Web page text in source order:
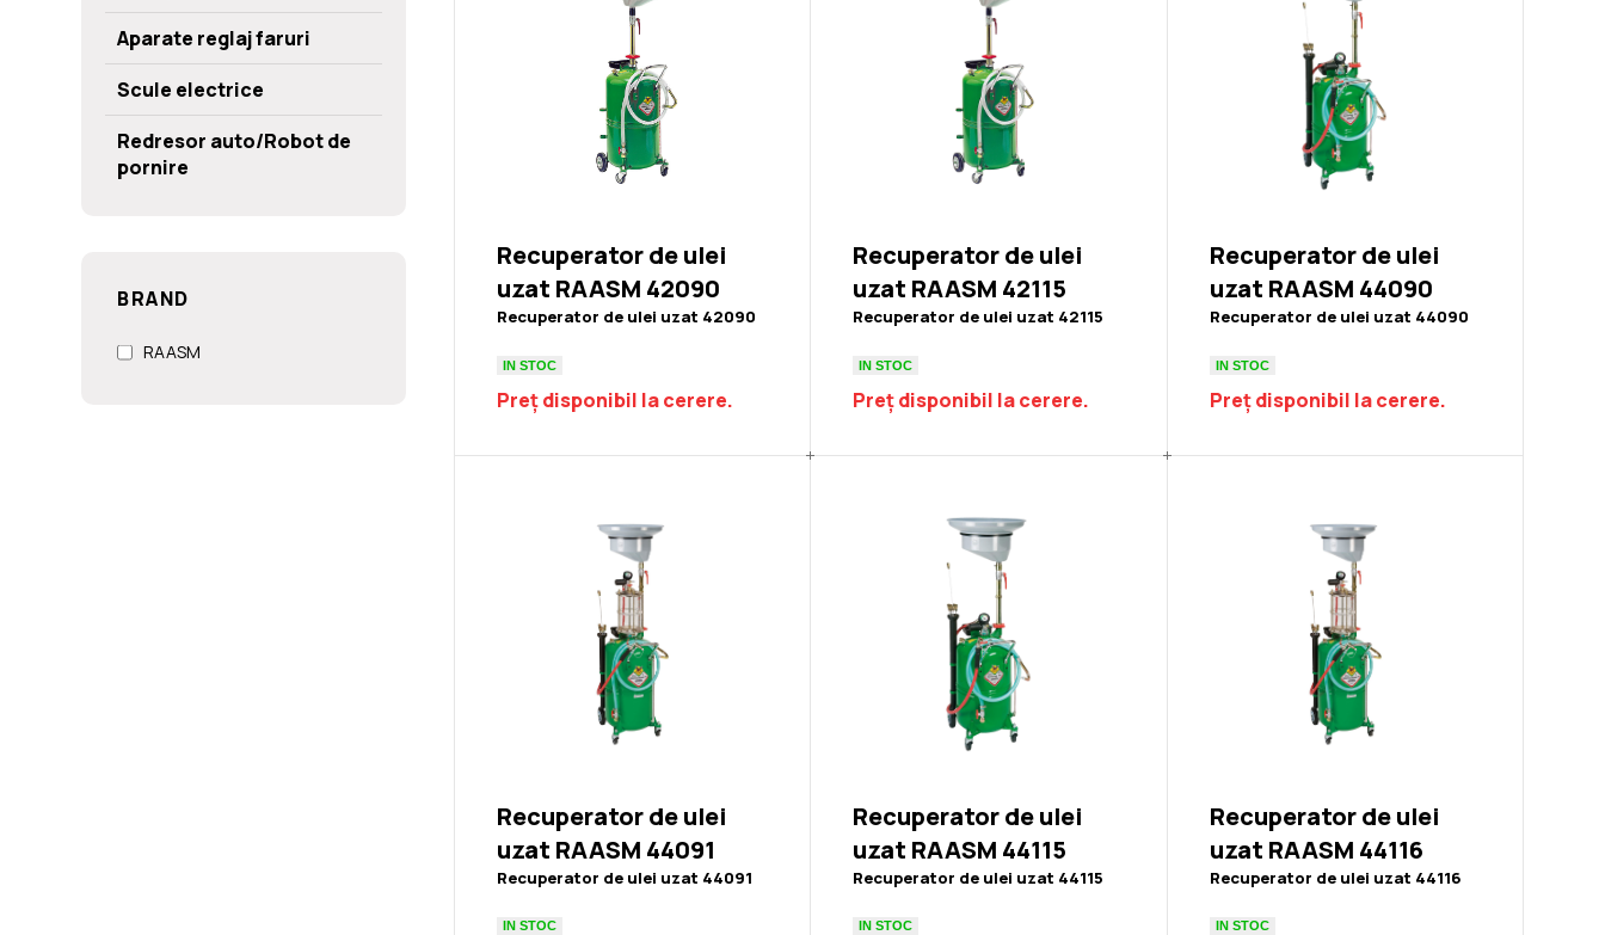
Aparate reglaj faruri
Scule electrice
Redresor auto/Robot de
pornire
BRAND
RAASM
Recuperator de ulei
uzat RAASM 42090
Recuperator de ulei uzat 42090
IN STOC
Preț disponibil la cerere.
Recuperator de ulei
uzat RAASM 42115
Recuperator de ulei uzat 42115
IN STOC
Preț disponibil la cerere.
Recuperator de ulei
uzat RAASM 44090
Recuperator de ulei uzat 44090
IN STOC
Preț disponibil la cerere.
Recuperator de ulei
uzat RAASM 44091
Recuperator de ulei uzat 44091
IN STOC
Recuperator de ulei
uzat RAASM 44115
Recuperator de ulei uzat 44115
IN STOC
Recuperator de ulei
uzat RAASM 44116
Recuperator de ulei uzat 44116
IN STOC